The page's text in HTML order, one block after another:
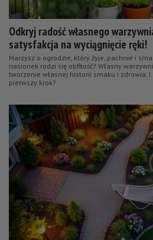
Odkryj radość własnego
satysfakcja na wyciągnięcie ręki!
Marzysz o ogrodzie, który żyje, pachnie i
nasionek rodzi się obfitość? Własny
tworzenie własnej historii smaku i zdrowia.
pierwszy krok?